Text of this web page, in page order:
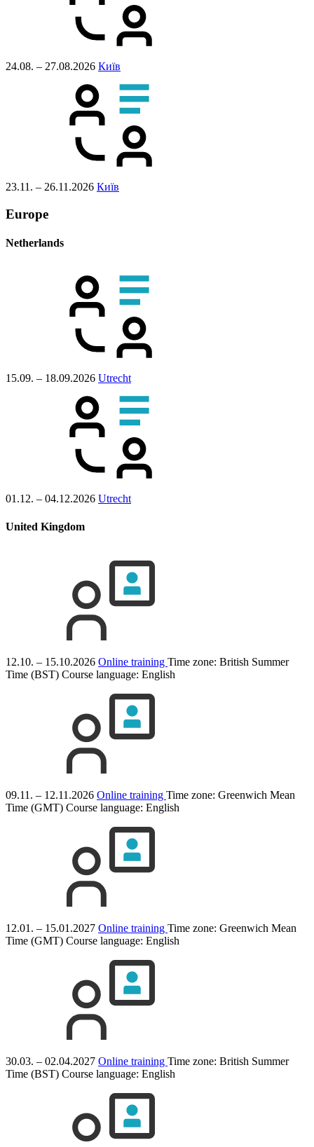
24.08. – 27.08.2026 Київ
23.11. – 26.11.2026 Київ
Europe
Netherlands
15.09. – 18.09.2026 Utrecht
01.12. – 04.12.2026 Utrecht
United Kingdom
12.10. – 15.10.2026 Online training Time zone: British Summer
Time (BST) Course language: English
09.11. – 12.11.2026 Online training Time zone: Greenwich Mean
Time (GMT) Course language: English
12.01. – 15.01.2027 Online training Time zone: Greenwich Mean
Time (GMT) Course language: English
30.03. – 02.04.2027 Online training Time zone: British Summer
Time (BST) Course language: English